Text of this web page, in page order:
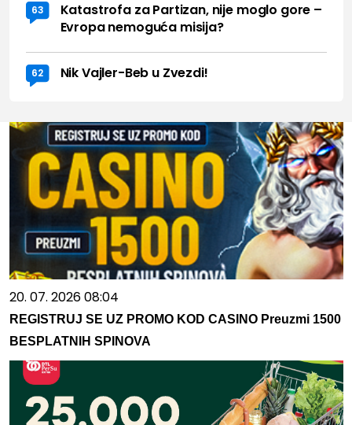
63
Katastrofa za Partizan, nije moglo gore –
Evropa nemoguća misija?
62 Nik Vajler-Beb u Zvezdi!
20. 07. 2026 08:04
REGISTRUJ SE UZ PROMO KOD CASINO Preuzmi 1500
BESPLATNIH SPINOVA